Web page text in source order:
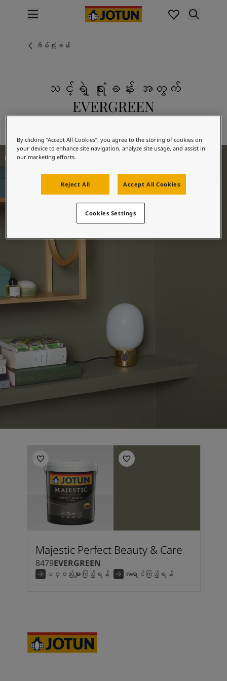
အတွင်းပိုင်းဆေးသုတ်ခြင်း
အိမ်အပြင်သုတ်ဆေးအမျိုးအစားများ
Interior Paint Colours
အတွင်းခန်းအရောင်အားလုံး
အပြင်ပန်းအရောင်အားလုံး
အရောင်ချပ်များ
အရောင်နမူနာများ
အတုယူစရာအသွင်အပြင်များ
အတွင်းခန်းအတွက် အတုယူစရာအသွင်အပြင်များ
အပြင်ပိုင်းအတွက် အတုယူစရာအသွင်အပြင်များ
ဆောင်းပါးများ
သင့်အိမ်အားဆေးဖြင့်အလှဆင်ပါ
ကိုယ်စားလှယ်ဆိုင်ကိုရှာရန်
စာရွက်စာတမ်းထုတ်ကုန်
နည်းပညာဆိုင်ရာအချက်အလက်များ
Soulful Spaces - Jotun မှ နောက်ဆုံးထွက်ရှိထားသော အရောင်ချပ်အသစ်
အိမ်ရုံးခန်း
သင့်ရဲ့ ရုံးခန်း အတွက်
EVERGREEN
Majestic Perfect Beauty & Care
8479EVERGREEN
ပစ္စည်းများကြည့်ရန် အရောင်ကြည့်ရန်
Office Inspiration
By clicking “Accept All Cookies”, you agree to the storing of cookies on
your device to enhance site navigation, analyze site usage, and assist in
our marketing efforts.
Reject All Accept All Cookies
Cookies Settings